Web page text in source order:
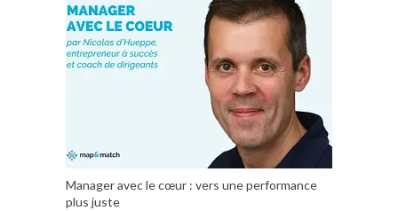
Manager avec le cœur : vers une performance
plus juste